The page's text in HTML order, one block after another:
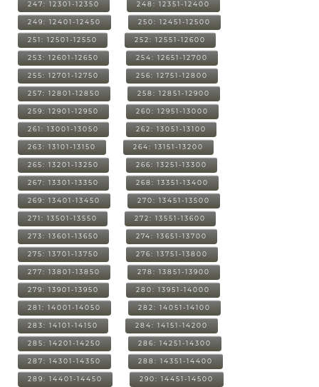
247: 12301-12350 248: 12351-12400
249: 12401-12450 250: 12451-12500
251: 12501-12550 252: 12551-12600
253: 12601-12650 254: 12651-12700
255: 12701-12750 256: 12751-12800
257: 12801-12850 258: 12851-12900
259: 12901-12950 260: 12951-13000
261: 13001-13050 262: 13051-13100
263: 13101-13150 264: 13151-13200
265: 13201-13250 266: 13251-13300
267: 13301-13350 268: 13351-13400
269: 13401-13450 270: 13451-13500
271: 13501-13550 272: 13551-13600
273: 13601-13650 274: 13651-13700
275: 13701-13750 276: 13751-13800
277: 13801-13850 278: 13851-13900
279: 13901-13950 280: 13951-14000
281: 14001-14050 282: 14051-14100
283: 14101-14150 284: 14151-14200
285: 14201-14250 286: 14251-14300
287: 14301-14350 288: 14351-14400
289: 14401-14450 290: 14451-14500